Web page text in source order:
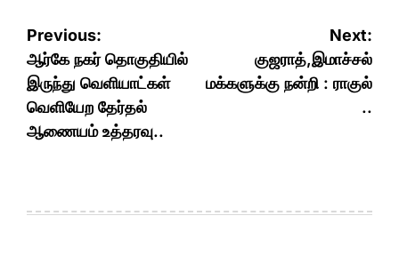
Post
navigation
Previous:
ஆர்கே நகர் தொகுதியில்
இருந்து வெளியாட்கள்
வெளியேற தேர்தல்
ஆணையம் உத்தரவு..
Next:
குஜராத்,இமாச்சல்
மக்களுக்கு நன்றி : ராகுல்
..